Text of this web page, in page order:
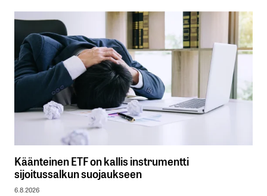
Käänteinen ETF on kallis instrumentti
sijoitussalkun suojaukseen
6.8.2026